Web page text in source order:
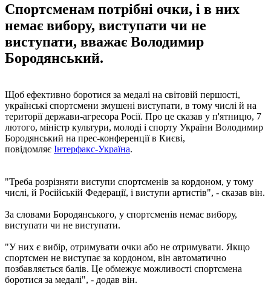
Спортсменам потрібні очки, і в них
немає вибору, виступати чи не
виступати, вважає Володимир
Бородянський.
Щоб ефективно боротися за медалі на світовій першості,
українські спортсмени змушені виступати, в тому числі й на
території держави-агресора Росії. Про це сказав у п'ятницю, 7
лютого, міністр культури, молоді і спорту України Володимир
Бородянський на прес-конференції в Києві,
повідомляє Інтерфакс-Україна.
"Треба розрізняти виступи спортсменів за кордоном, у тому
числі, й Російській Федерації, і виступи артистів", - сказав він.
За словами Бородянського, у спортсменів немає вибору,
виступати чи не виступати.
"У них є вибір, отримувати очки або не отримувати. Якщо
спортсмен не виступає за кордоном, він автоматично
позбавляється балів. Це обмежує можливості спортсмена
боротися за медалі", - додав він.